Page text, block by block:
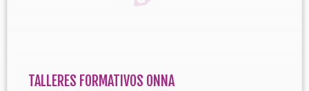
TALLERES FORMATIVOS ONNA